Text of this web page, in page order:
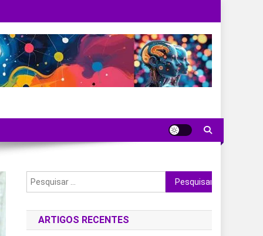
Pesquisar
por:
ARTIGOS RECENTES